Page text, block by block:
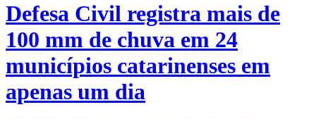
Defesa Civil registra mais de
100 mm de chuva em 24
municípios catarinenses em
apenas um dia